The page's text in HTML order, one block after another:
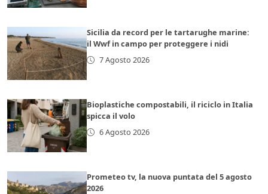
Sicilia da record per le tartarughe marine:
il Wwf in campo per proteggere i nidi
7 Agosto 2026
Bioplastiche compostabili, il riciclo in Italia
spicca il volo
6 Agosto 2026
Prometeo tv, la nuova puntata del 5 agosto
2026